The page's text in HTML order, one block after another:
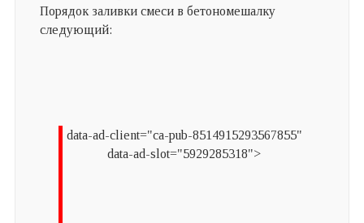
Порядок заливки смеси в бетономешалку
следующий:
data-ad-client="ca-pub-8514915293567855"
data-ad-slot="5929285318">